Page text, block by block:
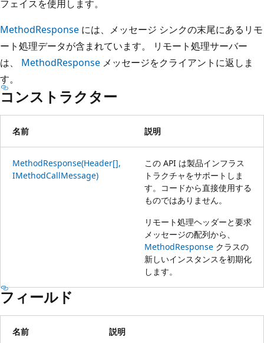
フェイスを使用します。
MethodResponse には、メッセージ シンクの末尾にあるリモ
ート処理データが含まれています。 リモート処理サーバー
は、 MethodResponse メッセージをクライアントに返しま
す。
コンストラクター
名前 説明
MethodResponse(Header[],
IMethodCallMessage)
この API は製品インフラス
トラクチャをサポートしま
す。コードから直接使用する
ものではありません。
リモート処理ヘッダーと要求
メッセージの配列から、
MethodResponse クラスの
新しいインスタンスを初期化
します。
フィールド
名前 説明